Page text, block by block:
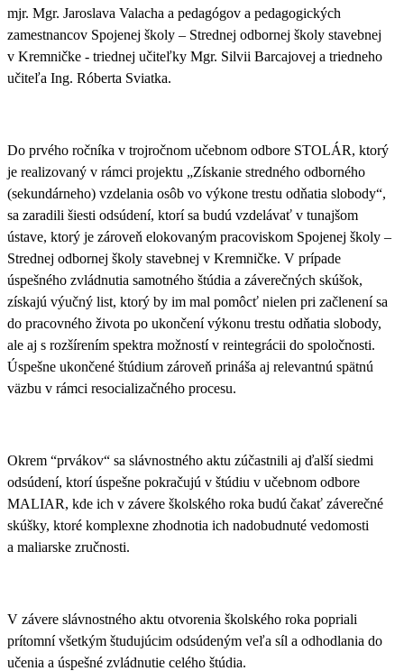
mjr. Mgr. Jaroslava Valacha a pedagógov a pedagogických
zamestnancov Spojenej školy – Strednej odbornej školy stavebnej
v Kremničke - triednej učiteľky Mgr. Silvii Barcajovej a triedneho
učiteľa Ing. Róberta Sviatka.
Do prvého ročníka v trojročnom učebnom odbore STOLÁR, ktorý
je realizovaný v rámci projektu „Získanie stredného odborného
(sekundárneho) vzdelania osôb vo výkone trestu odňatia slobody“,
sa zaradili šiesti odsúdení, ktorí sa budú vzdelávať v tunajšom
ústave, ktorý je zároveň elokovaným pracoviskom Spojenej školy –
Strednej odbornej školy stavebnej v Kremničke. V prípade
úspešného zvládnutia samotného štúdia a záverečných skúšok,
získajú výučný list, ktorý by im mal pomôcť nielen pri začlenení sa
do pracovného života po ukončení výkonu trestu odňatia slobody,
ale aj s rozšírením spektra možností v reintegrácii do spoločnosti.
Úspešne ukončené štúdium zároveň prináša aj relevantnú spätnú
väzbu v rámci resocializačného procesu.
Okrem “prvákov“ sa slávnostného aktu zúčastnili aj ďalší siedmi
odsúdení, ktorí úspešne pokračujú v štúdiu v učebnom odbore
MALIAR, kde ich v závere školského roka budú čakať záverečné
skúšky, ktoré komplexne zhodnotia ich nadobudnuté vedomosti
a maliarske zručnosti.
V závere slávnostného aktu otvorenia školského roka popriali
prítomní všetkým študujúcim odsúdeným veľa síl a odhodlania do
učenia a úspešné zvládnutie celého štúdia.